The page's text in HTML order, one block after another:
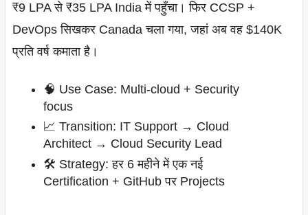
₹9 LPA से ₹35 LPA India में पहुँचा। फिर CCSP +
DevOps सिखकर Canada चला गया, जहां अब वह $140K
प्रति वर्ष कमाता है।
🧠 Use Case: Multi-cloud + Security
focus
📈 Transition: IT Support → Cloud
Architect → Cloud Security Lead
🛠️ Strategy: हर 6 महीने में एक नई
Certification + GitHub पर Projects